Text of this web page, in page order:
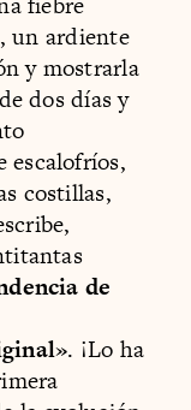
un ardiente
y mostrarla
dos días y
escalofríos,
costillas,
de
. ¡Lo ha